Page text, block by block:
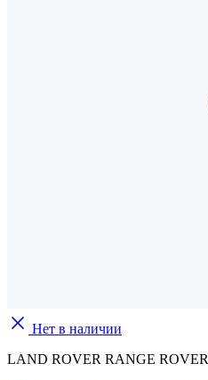
Нет в наличии
LAND ROVER RANGE ROVER